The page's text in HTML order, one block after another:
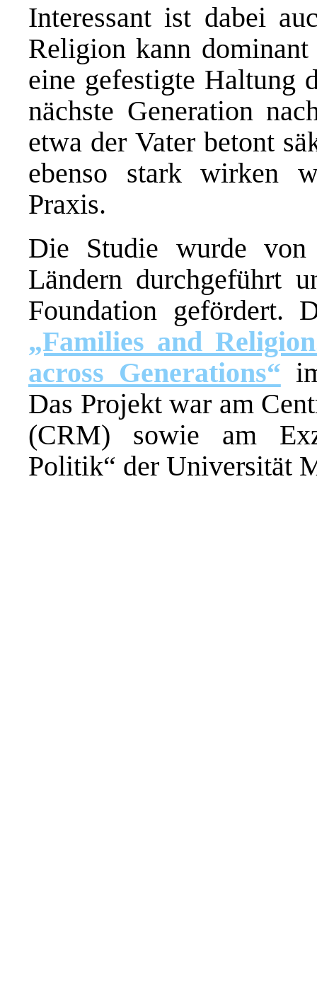
Interessant ist dabei
Religion kann
eine gefestigte Haltung
nächste Generation
etwa der Vater betont
ebenso stark wirken
Praxis.
Die Studie wurde
Ländern durchgeführt
Foundation gefördert.
„Families and
across Generations“
Das Projekt war am
(CRM) sowie am
Politik“ der Universität